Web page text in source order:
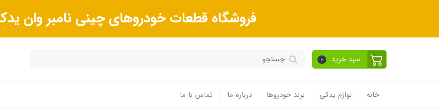
فروشگاه قطعات خودروهای چینی نامبر وان
سبد خرید 0
خانه لوازم یدکی برند خودروها درباره ما تماس با ما